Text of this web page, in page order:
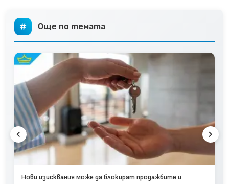
Още по темата
Нови изисквания може да блокират продажбите и